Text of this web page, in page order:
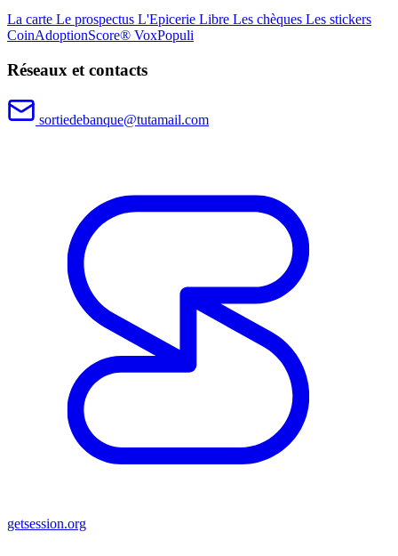
La carte Le prospectus L'Epicerie Libre Les chèques Les stickers
CoinAdoptionScore® VoxPopuli
Réseaux et contacts
sortiedebanque@tutamail.com
getsession.org